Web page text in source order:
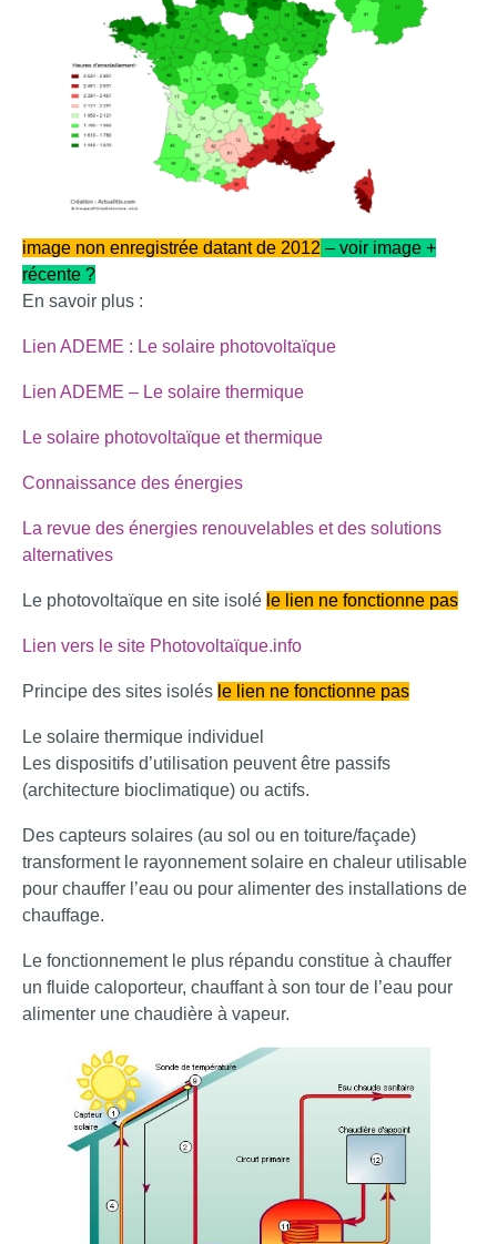
image non enregistrée datant de 2012 – voir image +
récente ?
En savoir plus :
Lien ADEME : Le solaire photovoltaïque
Lien ADEME – Le solaire thermique
Le solaire photovoltaïque et thermique
Connaissance des énergies
La revue des énergies renouvelables et des solutions
alternatives
Le photovoltaïque en site isolé le lien ne fonctionne pas
Lien vers le site Photovoltaïque.info
Principe des sites isolés le lien ne fonctionne pas
Le solaire thermique individuel
Les dispositifs d’utilisation peuvent être passifs
(architecture bioclimatique) ou actifs.
Des capteurs solaires (au sol ou en toiture/façade)
transforment le rayonnement solaire en chaleur utilisable
pour chauffer l’eau ou pour alimenter des installations de
chauffage.
Le fonctionnement le plus répandu constitue à chauffer
un fluide caloporteur, chauffant à son tour de l’eau pour
alimenter une chaudière à vapeur.